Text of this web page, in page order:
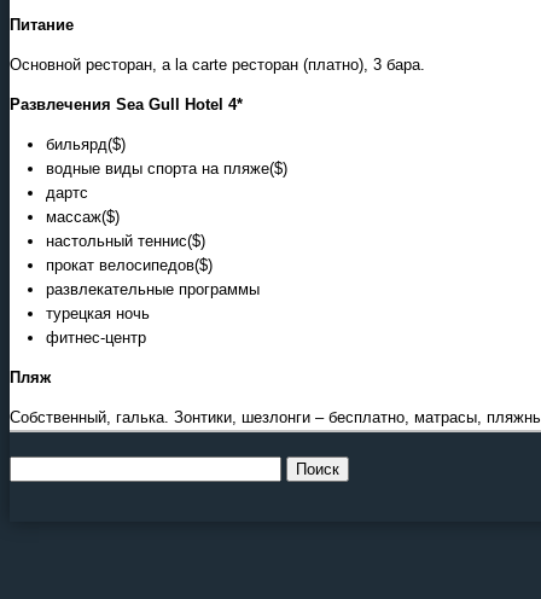
Питание
Основной ресторан, a la carte ресторан (платно), 3 бара.
Развлечения Sea Gull Hotel 4*
бильярд($)
водные виды спорта на пляже($)
дартс
массаж($)
настольный теннис($)
прокат велосипедов($)
развлекательные программы
турецкая ночь
фитнес-центр
Пляж
Собственный, галька. Зонтики, шезлонги – бесплатно, матрасы,